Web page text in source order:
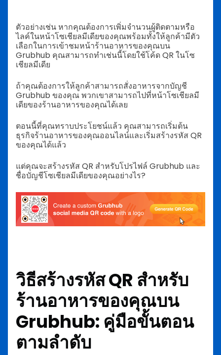
ตัวอย่างเช่น หากคุณต้องการเพิ่มจำนวนผู้ติดตามหรือ
ไลค์ในหน้าโซเชียลมีเดียของคุณพร้อมทั้งให้ลูกค้ามีตัว
เลือกในการเข้าชมหน้าร้านอาหารของคุณบน
Grubhub คุณสามารถทำเช่นนี้โดยใช้โค้ด QR ในโซ
เชียลมีเดีย
ถ้าคุณต้องการให้ลูกค้าสามารถสั่งอาหารจากบัญชี
Grubhub ของคุณ พวกเขาสามารถไปที่หน้าโซเชียลมี
เดียของร้านอาหารของคุณได้เลย
ตอนนี้ที่คุณทราบประโยชน์แล้ว คุณสามารถเริ่มต้น
ธุรกิจร้านอาหารของคุณออนไลน์และเริ่มสร้างรหัส QR
ของคุณได้แล้ว
แต่คุณจะสร้างรหัส QR สำหรับโปรไฟล์ Grubhub และ
ชื่อบัญชีโซเชียลมีเดียของคุณอย่างไร?
วิธีสร้างรหัส QR สำหรับ
ร้านอาหารของคุณบน
Grubhub: คู่มือขั้นตอน
ตามลำดับ